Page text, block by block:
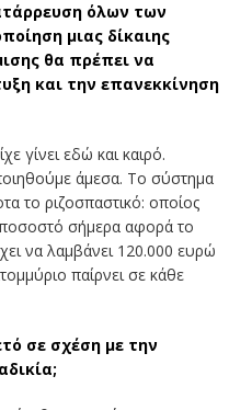
όλων των
μιας δίκαιης
θα πρέπει να
και την επανεκκίνηση
γίνει εδώ και καιρό.
άμεσα. Το σύστημα
το ριζοσπαστικό: οποίος
σήμερα αφορά το
να λαμβάνει 120.000 ευρώ
παίρνει σε κάθε
σε σχέση με την